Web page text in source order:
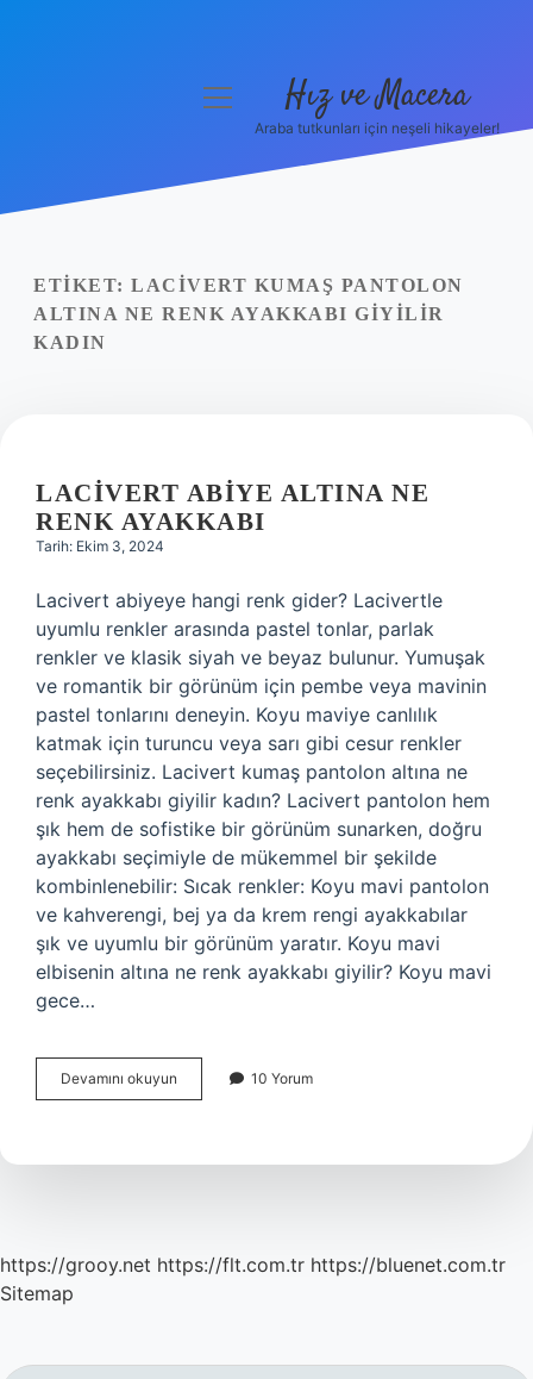
Yasal Uyarı
Hakkımızda
menüyü
Hız ve Macera
Araba tutkunları için neşeli hikayeler!
ETIKET: LACIVERT KUMAŞ PANTOLON
ALTINA NE RENK AYAKKABI GIYILIR
KADIN
LACIVERT ABIYE ALTINA NE
RENK AYAKKABI
Tarih: Ekim 3, 2024
Lacivert abiyeye hangi renk gider? Lacivertle
uyumlu renkler arasında pastel tonlar, parlak
renkler ve klasik siyah ve beyaz bulunur. Yumuşak
ve romantik bir görünüm için pembe veya mavinin
pastel tonlarını deneyin. Koyu maviye canlılık
katmak için turuncu veya sarı gibi cesur renkler
seçebilirsiniz. Lacivert kumaş pantolon altına ne
renk ayakkabı giyilir kadın? Lacivert pantolon hem
şık hem de sofistike bir görünüm sunarken, doğru
ayakkabı seçimiyle de mükemmel bir şekilde
kombinlenebilir: Sıcak renkler: Koyu mavi pantolon
ve kahverengi, bej ya da krem ​​rengi ayakkabılar
şık ve uyumlu bir görünüm yaratır. Koyu mavi
elbisenin altına ne renk ayakkabı giyilir? Koyu mavi
gece…
Devamını okuyun Lacivert
Abiye
Renk
10 Yorum
https://grooy.net https://flt.com.tr https://bluenet.com.tr
Sitemap